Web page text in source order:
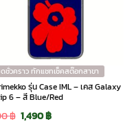
ชั่วคราว ทักแชทเช็คสต๊อกสาขา
รุ่น Case IML – เคส Galaxy
6 – สี Blue/Red
฿ Original
1,490฿Current